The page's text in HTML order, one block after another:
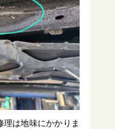
は地味にかかりま